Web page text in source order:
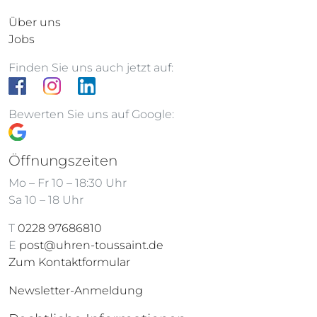
Über uns
Jobs
Finden Sie uns auch jetzt auf:
Bewerten Sie uns auf Google:
Öffnungszeiten
Mo – Fr 10 – 18:30 Uhr
Sa 10 – 18 Uhr
T 0228 97686810
E post@uhren-toussaint.de
Zum Kontaktformular
Newsletter-Anmeldung